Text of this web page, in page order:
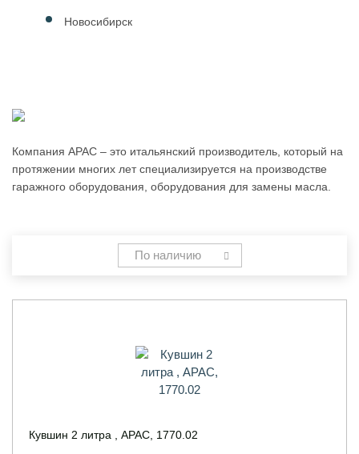
Новосибирск
Компания APAC – это итальянский производитель, который на
протяжении многих лет специализируется на производстве
гаражного оборудования, оборудования для замены масла.
По наличию
Кувшин 2 литра , APAC, 1770.02